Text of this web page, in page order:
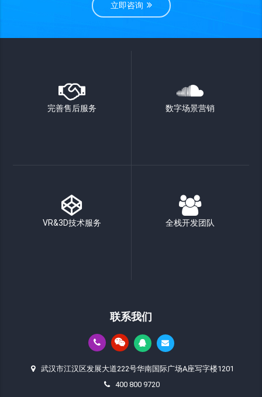
立即咨询
完善售后服务 数字场景营销
VR&3D技术服务 全栈开发团队
联系我们
武汉市江汉区发展大道222号华南国际广场A座写字楼1201
400 800 9720